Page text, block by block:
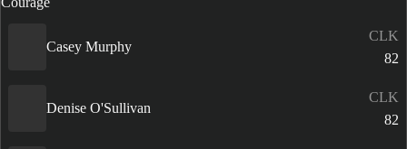
Casey Murphy
CLK
82
Denise O'Sullivan
CLK
82